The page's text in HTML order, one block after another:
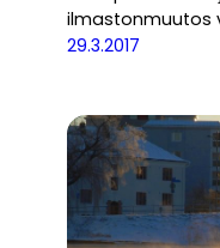
ilmastonmuutos
29.3.2017